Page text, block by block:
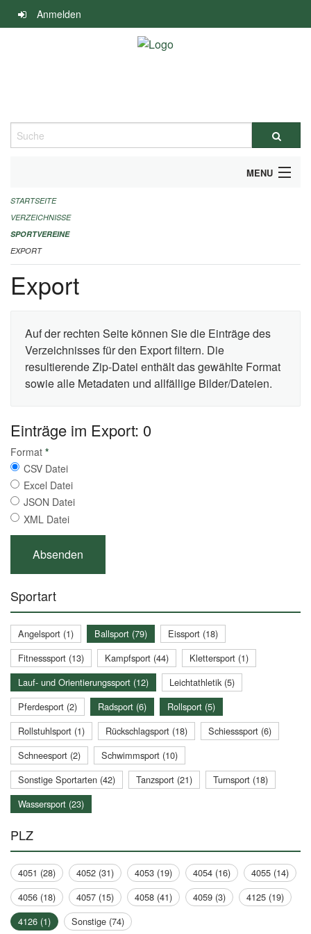
Navigation
überspringen
Anmelden
Suche
MENU
ALLGEMEINE INFORMATIONEN
FINANZIELLE UNTERSTÜTZUNG BENÖTIGT?
KONTAKT
STARTSEITE
VERZEICHNISSE
SPORTVEREINE
EXPORT
Export
Auf der rechten Seite können Sie die Einträge des
Verzeichnisses für den Export filtern. Die
resultierende Zip-Datei enthält das gewählte Format
sowie alle Metadaten und allfällige Bilder/Dateien.
Einträge im Export: 0
Format *
CSV Datei
Excel Datei
JSON Datei
XML Datei
Sportart
Angelsport (1) Ballsport (79)
Eissport (18)
Fitnesssport (13)
Kampfsport (44)
Klettersport (1)
Lauf- und Orientierungssport (12)
Leichtathletik (5)
Pferdesport (2)
Radsport (6)
Rollsport (5)
Rollstuhlsport (1)
Rückschlagsport (18)
Schiesssport (6)
Schneesport (2)
Schwimmsport (10)
Sonstige Sportarten (42)
Tanzsport (21)
Turnsport (18)
Wassersport (23)
PLZ
4051 (28) 4052 (31) 4053 (19) 4054 (16)
4055 (14)
4056 (18)
4057 (15) 4058 (41) 4059 (3)
4125 (19)
4126 (1)
Sonstige (74)